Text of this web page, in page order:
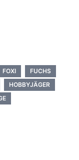
FOXI
FUCHS
HOBBYJÄGER